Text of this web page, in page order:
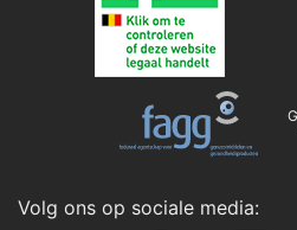
Volg ons op sociale media: